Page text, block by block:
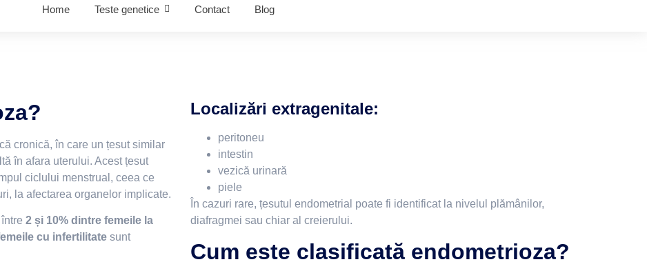
Home Teste genetice Contact Blog
cronică, în care un țesut similar
în afara uterului. Acest țesut
ciclului menstrual, ceea ce
la afectarea organelor implicate.
2 și 10% dintre femeile la
cu infertilitate sunt
Localizări extragenitale:
peritoneu
intestin
vezică urinară
piele
În cazuri rare, țesutul endometrial poate fi identificat la nivelul plămânilor,
diafragmei sau chiar al creierului.
Cum este clasificată endometrioza?